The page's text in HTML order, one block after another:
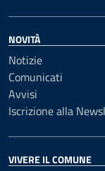
NOVITÀ
Notizie
Comunicati
Avvisi
Iscrizione alla
VIVERE IL COMUNE